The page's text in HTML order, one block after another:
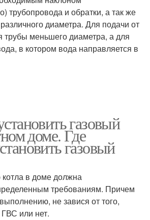
трубопровода и обратки, а так же
диаметра. Для подачи от
трубы меньшего диаметра, а для
в котором вода направляется в
газовый
доме. Где
газовый
котла в доме должна
требованиям. Причем
не завися от того,
или нет.